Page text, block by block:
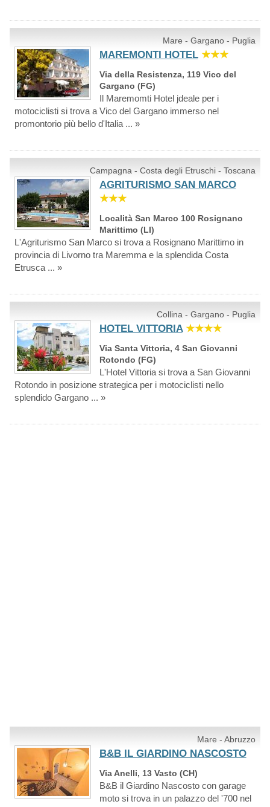
Mare - Gargano - Puglia
MAREMONTI HOTEL ★★★
Via della Resistenza, 119 Vico del
Gargano (FG)
Il Maremomti Hotel jdeale per i
motociclisti si trova a Vico del Gargano immerso nel
promontorio più bello d'Italia ... »
Campagna - Costa degli Etruschi - Toscana
AGRITURISMO SAN MARCO
★★★
Località San Marco 100 Rosignano
Marittimo (LI)
L'Agriturismo San Marco si trova a Rosignano Marittimo in
provincia di Livorno tra Maremma e la splendida Costa
Etrusca ... »
Collina - Gargano - Puglia
HOTEL VITTORIA ★★★★
Via Santa Vittoria, 4 San Giovanni
Rotondo (FG)
L'Hotel Vittoria si trova a San Giovanni
Rotondo in posizione strategica per i motociclisti nello
splendido Gargano ... »
Mare - Abruzzo
B&B IL GIARDINO NASCOSTO
Via Anelli, 13 Vasto (CH)
B&B il Giardino Nascosto con garage
moto si trova in un palazzo del '700 nel